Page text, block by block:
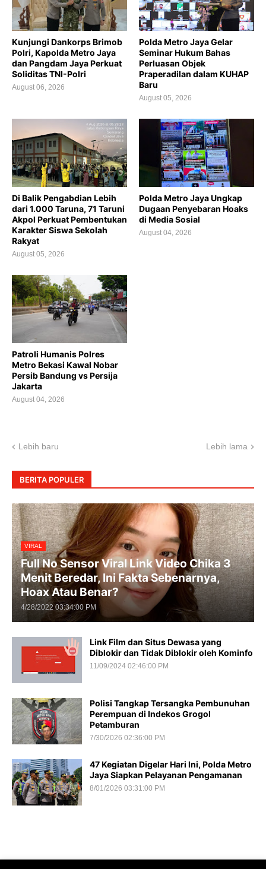
Kunjungi Dankorps Brimob
Polri, Kapolda Metro Jaya
dan Pangdam Jaya Perkuat
Soliditas TNI-Polri
August 06, 2026
Polda Metro Jaya Gelar
Seminar Hukum Bahas
Perluasan Objek
Praperadilan dalam KUHAP
Baru
August 05, 2026
Di Balik Pengabdian Lebih
dari 1.000 Taruna, 71 Taruni
Akpol Perkuat Pembentukan
Karakter Siswa Sekolah
Rakyat
August 05, 2026
Polda Metro Jaya Ungkap
Dugaan Penyebaran Hoaks
di Media Sosial
August 04, 2026
Patroli Humanis Polres
Metro Bekasi Kawal Nobar
Persib Bandung vs Persija
Jakarta
August 04, 2026
Lebih baru Lebih lama
BERITA POPULER
VIRAL
Full No Sensor Viral Link Video Chika 3
Menit Beredar, Ini Fakta Sebenarnya,
Hoax Atau Benar?
4/28/2022 03:34:00 PM
Link Film dan Situs Dewasa yang
Diblokir dan Tidak Diblokir oleh Kominfo
11/09/2024 02:46:00 PM
Polisi Tangkap Tersangka Pembunuhan
Perempuan di Indekos Grogol
Petamburan
7/30/2026 02:36:00 PM
47 Kegiatan Digelar Hari Ini, Polda Metro
Jaya Siapkan Pelayanan Pengamanan
8/01/2026 03:31:00 PM